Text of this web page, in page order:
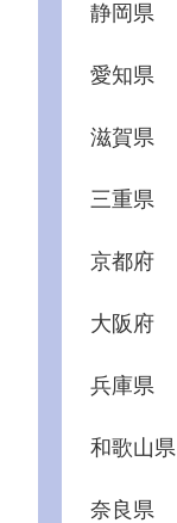
静岡県
愛知県
滋賀県
三重県
京都府
大阪府
兵庫県
和歌山県
奈良県